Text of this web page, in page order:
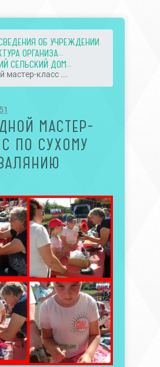
ОБ УЧРЕЖДЕНИИ
ОРГАНИЗА...
СЕЛЬСКИЙ ДОМ...
мастер-класс ...
МАСТЕР-
ПО СУХОМУ